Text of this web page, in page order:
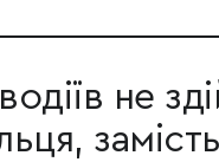
не
замість